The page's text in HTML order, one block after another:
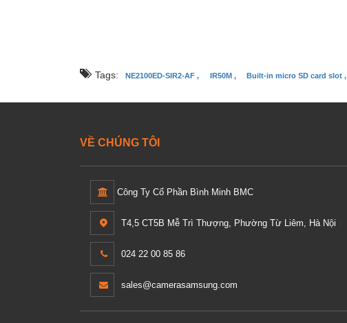
Tags: NE2100ED-SIR2-AF , IR50M , Built-in micro SD card slot ,
VỀ CHÚNG TÔI
Công Ty Cổ Phần Bình Minh BMC
T4,5 CT5B Mễ Trì Thượng, Phường Từ Liêm, Hà Nội
024 22 00 85 86
sales@camerasamsung.com